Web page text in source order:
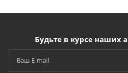
Будьте в курсе наших